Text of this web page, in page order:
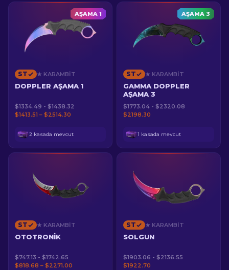
AŞAMA 1
ST ★ KARAMBIT
DOPPLER AŞAMA 1
$1334.49 - $1438.32
$1413.51 – $2514.30
2 kasada mevcut
AŞAMA 3
ST ★ KARAMBIT
GAMMA DOPPLER
AŞAMA 3
$1773.04 - $2320.08
$2198.30
1 kasada mevcut
ST ★ KARAMBIT
OTOTRONIK
$747.13 - $1742.65
$818.68 – $2271.00
ST ★ KARAMBIT
SOLGUN
$1903.06 - $2136.55
$1922.70